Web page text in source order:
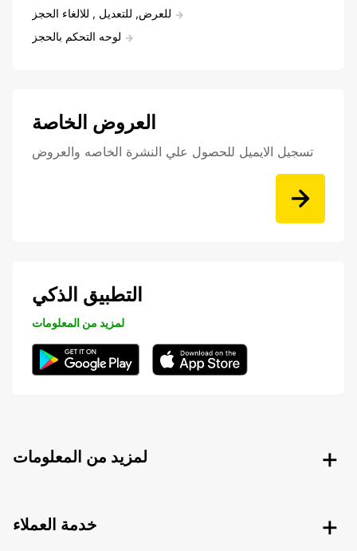
للعرض, للتعديل , للالغاء الحجز
لوحه التحكم بالحجز
العروض الخاصة
تسجيل الايميل للحصول علي النشرة الخاصه والعروض
التطبيق الذكي
لمزيد من المعلومات
لمزيد من المعلومات
خدمة العملاء